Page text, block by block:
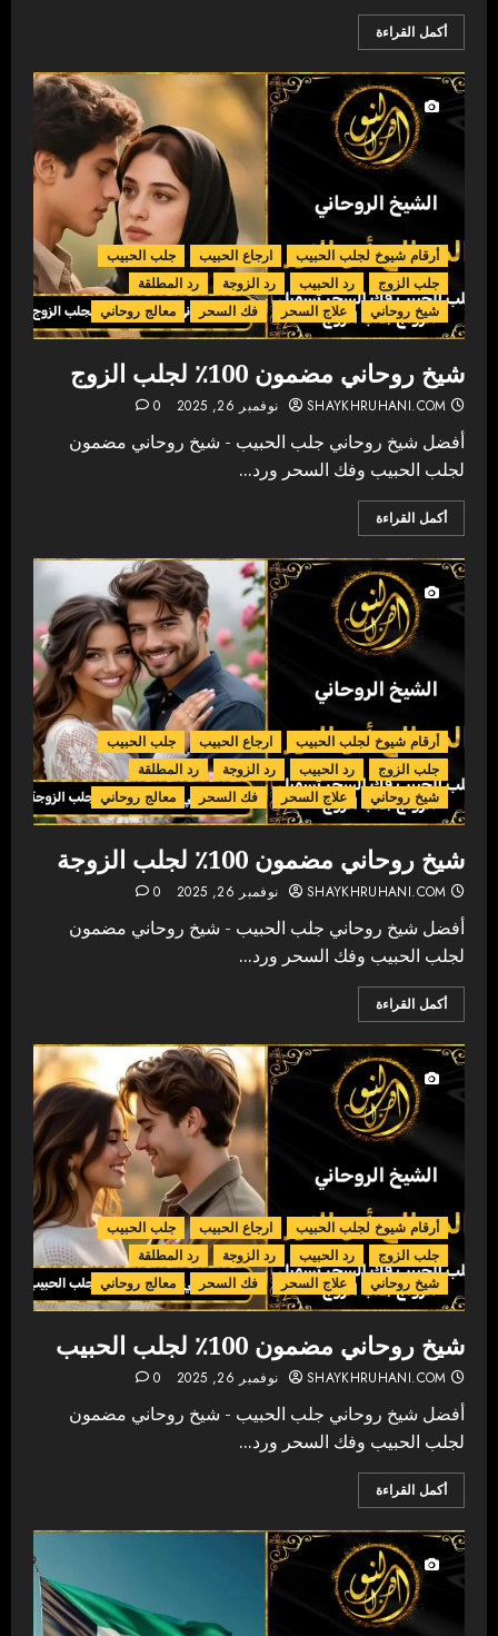
أكمل القراءة
أرقام شيوخ لجلب الحبيب ارجاع الحبيب
جلب الحبيب
جلب الزوج
رد الحبيب رد الزوجة
رد المطلقة
شيخ روحاني
علاج السحر فك السحر معالج روحاني
شيخ روحاني مضمون 100٪ لجلب الزوج
SHAYKHRUHANI.COM نوفمبر 26, 2025 0
أفضل شيخ روحاني جلب الحبيب - شيخ روحاني مضمون
لجلب الحبيب وفك السحر ورد...
أكمل القراءة
أرقام شيوخ لجلب الحبيب ارجاع الحبيب
جلب الحبيب
جلب الزوج
رد الحبيب رد الزوجة
رد المطلقة
شيخ روحاني
علاج السحر فك السحر معالج روحاني
شيخ روحاني مضمون 100٪ لجلب الزوجة
SHAYKHRUHANI.COM نوفمبر 26, 2025 0
أفضل شيخ روحاني جلب الحبيب - شيخ روحاني مضمون
لجلب الحبيب وفك السحر ورد...
أكمل القراءة
أرقام شيوخ لجلب الحبيب ارجاع الحبيب
جلب الحبيب
جلب الزوج
رد الحبيب رد الزوجة
رد المطلقة
شيخ روحاني
علاج السحر فك السحر معالج روحاني
شيخ روحاني مضمون 100٪ لجلب الحبيب
SHAYKHRUHANI.COM نوفمبر 26, 2025 0
أفضل شيخ روحاني جلب الحبيب - شيخ روحاني مضمون
لجلب الحبيب وفك السحر ورد...
أكمل القراءة